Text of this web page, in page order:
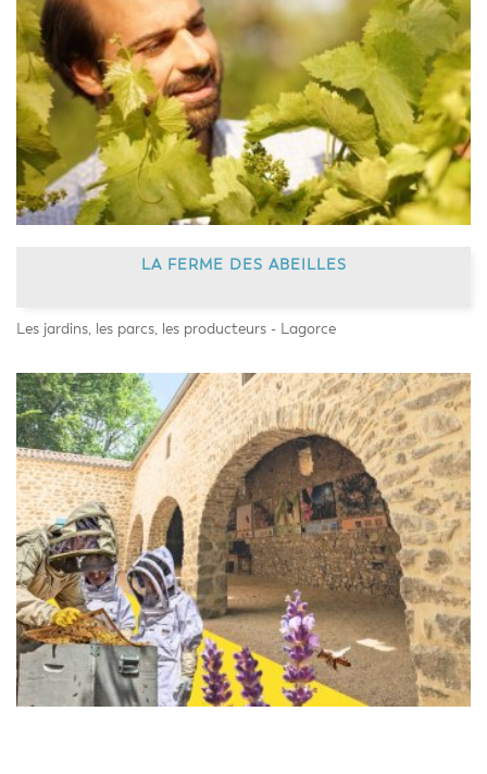
LA FERME DES ABEILLES
Les jardins, les parcs, les producteurs - Lagorce